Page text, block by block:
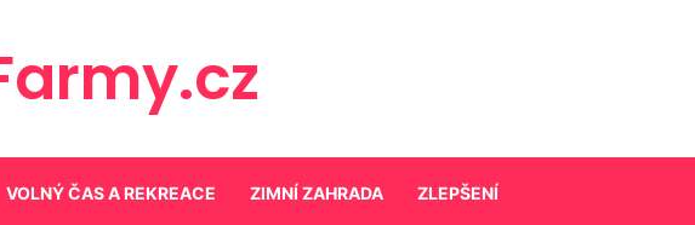
VOLNÝ ČAS A REKREACE ZIMNÍ ZAHRADA ZLEPŠENÍ